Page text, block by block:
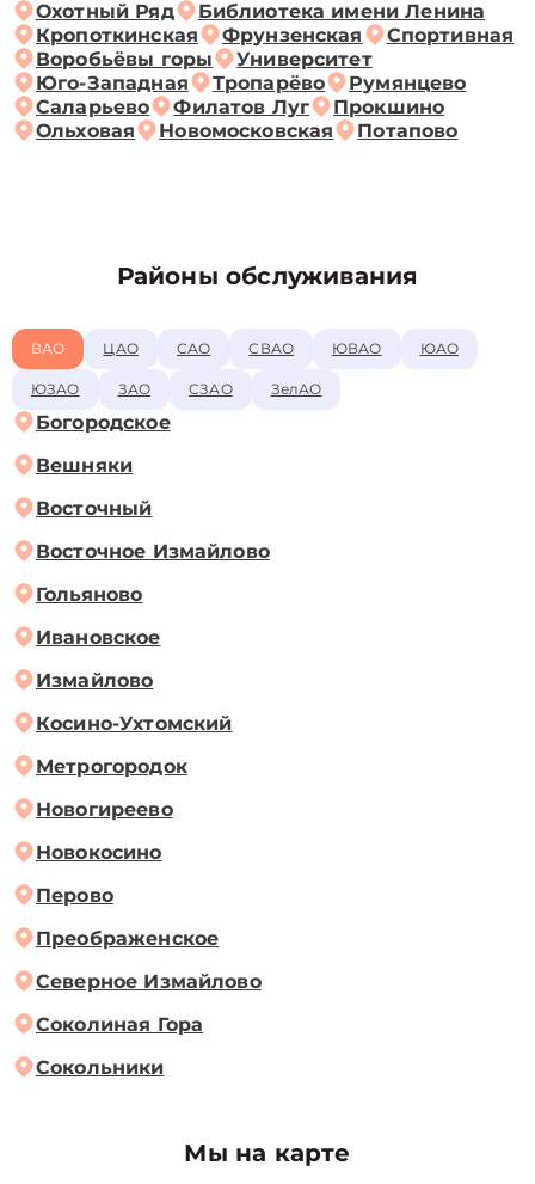
Охотный Ряд
Библиотека имени Ленина
Кропоткинская
Фрунзенская
Спортивная
Воробьёвы горы
Университет
Юго-Западная
Тропарёво
Румянцево
Саларьево
Филатов Луг
Прокшино
Ольховая
Новомосковская Потапово
Районы обслуживания
ВАО ЦАО САО СВАО ЮВАО ЮАО
ЮЗАО ЗАО СЗАО ЗелАО
Богородское
Вешняки
Восточный
Восточное Измайлово
Гольяново
Ивановское
Измайлово
Косино-Ухтомский
Метрогородок
Новогиреево
Новокосино
Перово
Преображенское
Северное Измайлово
Соколиная Гора
Сокольники
Мы на карте